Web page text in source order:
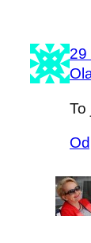
29
To